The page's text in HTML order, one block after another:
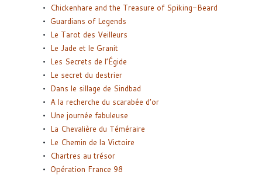
Chickenhare and the Treasure of Spiking-Beard
Guardians of Legends
Le Tarot des Veilleurs
Le Jade et le Granit
Les Secrets de l’Égide
Le secret du destrier
Dans le sillage de Sindbad
A la recherche du scarabée d’or
Une journée fabuleuse
La Chevalière du Téméraire
Le Chemin de la Victoire
Chartres au trésor
Opération France 98